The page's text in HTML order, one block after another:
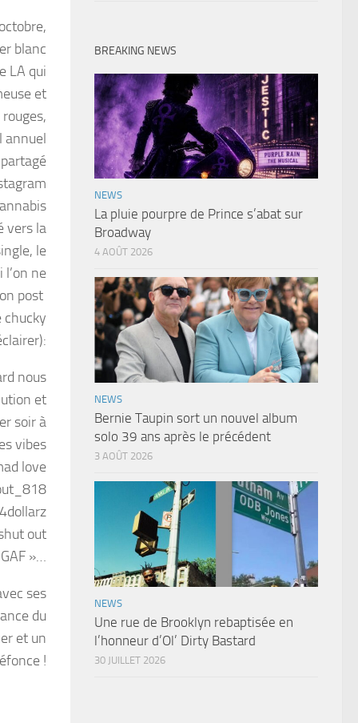
blanc
LA qui
et
annuel
vers la
le
ne
post
chucky
nous
et
soir à
vibes
love
out
»…
ses
du
et un
!
BREAKING NEWS
NEWS
La pluie pourpre de Prince s’abat sur
Broadway
4 AOÛT 2026
NEWS
Bernie Taupin sort un nouvel album
solo 39 ans après le précédent
3 AOÛT 2026
NEWS
Une rue de Brooklyn rebaptisée en
l’honneur d’Ol’ Dirty Bastard
30 JUILLET 2026